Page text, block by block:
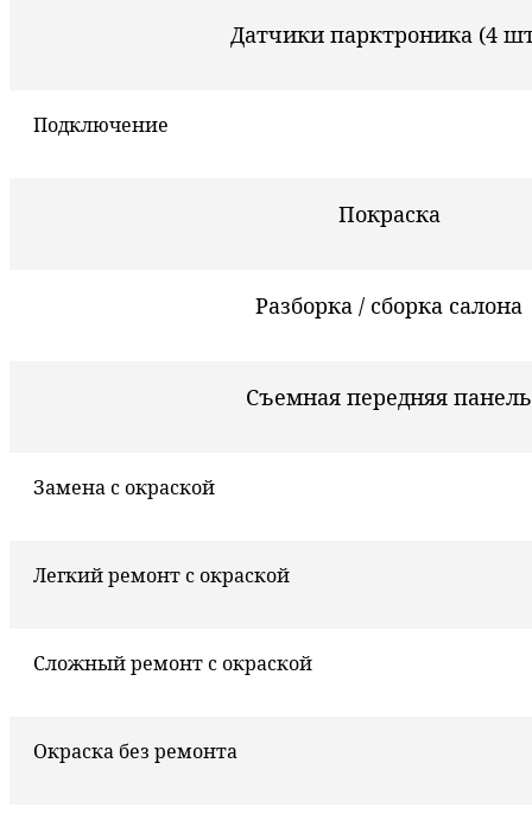
Датчики парктроника (4
Подключение
Покраска
Разборка / сборка салона
Съемная передняя панель
Замена с окраской
Легкий ремонт с окраской
Сложный ремонт с окраской
Окраска без ремонта